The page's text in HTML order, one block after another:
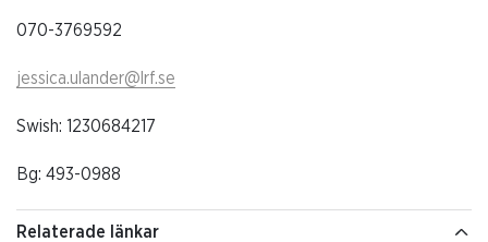
070-3769592
jessica.ulander@lrf.se
Swish: 1230684217
Bg: 493-0988
Relaterade länkar